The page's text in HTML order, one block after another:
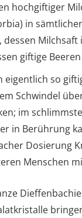
hochgiftiger
in
giftige
eigentlich so
Schwindel
im
in Berührung
Dosierung
Menschen